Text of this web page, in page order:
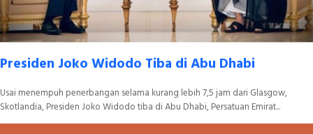
Presiden Joko Widodo Tiba di Abu Dhabi
Usai menempuh penerbangan selama kurang lebih 7,5 jam dari Glasgow,
Skotlandia, Presiden Joko Widodo tiba di Abu Dhabi, Persatuan Emirat...